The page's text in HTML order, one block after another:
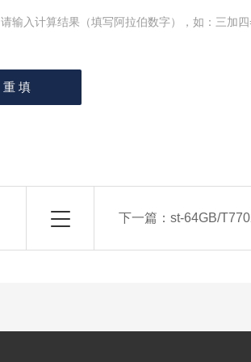
请输入计算结果（填写阿拉伯数字），如：三加四
下一篇： st-64GB/T7702.14